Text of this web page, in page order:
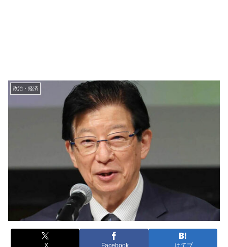
政治・経済
X Facebook はてブ